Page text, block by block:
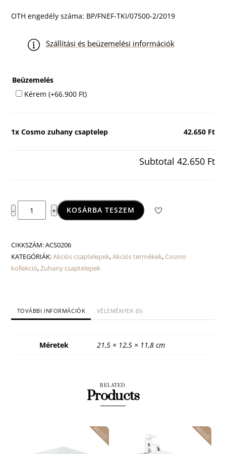
OTH engedély száma: BP/FNEF-TKI/07500-2/2019
Szállítási és beüzemelési információk
Beüzemelés
Kérem(+66.900 Ft)
1xCosmo zuhany csaptelep 42.650 Ft
Subtotal 42.650 Ft
-
Cosmo
zuhany
mennyiség
+ KOSÁRBA TESZEM
CIKKSZÁM:ACS0206
KATEGÓRIÁK:Akciós csaptelepek,Akciós termékek,Cosmo
kollekció,Zuhany csaptelepek
TOVÁBBI INFORMÁCIÓK VÉLEMÉNYEK (0)
Méretek 21,5 × 12,5 × 11,8 cm
RELATED
Products
AKCIÓ! AKCIÓ!